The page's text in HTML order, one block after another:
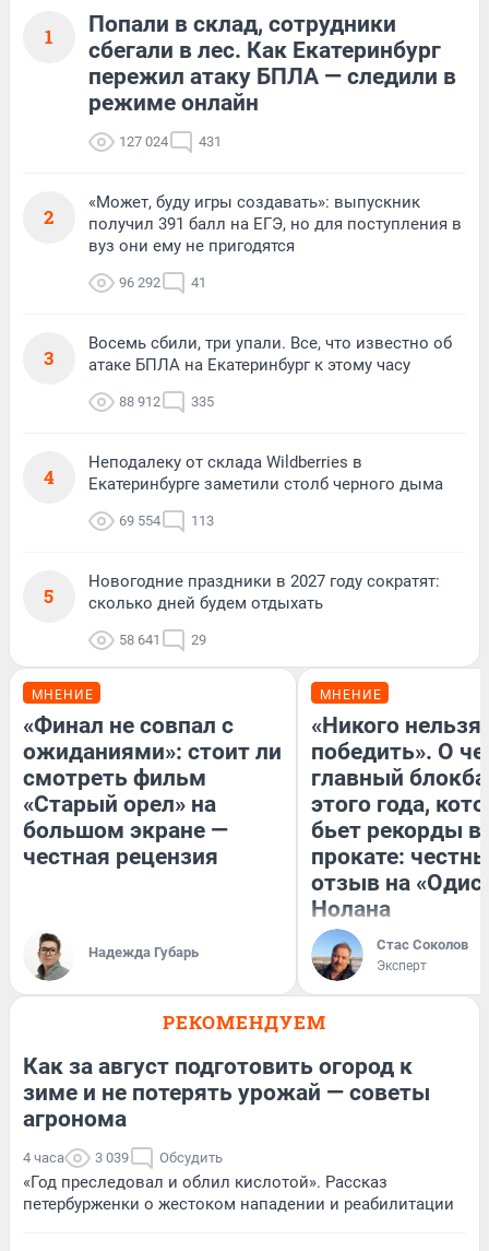
1
Попали в склад, сотрудники
сбегали в лес. Как Екатеринбург
пережил атаку БПЛА — следили в
режиме онлайн
127 024 431
2
«Может, буду игры создавать»: выпускник
получил 391 балл на ЕГЭ, но для поступления в
вуз они ему не пригодятся
96 292 41
3
Восемь сбили, три упали. Все, что известно об
атаке БПЛА на Екатеринбург к этому часу
88 912 335
4
Неподалеку от склада Wildberries в
Екатеринбурге заметили столб черного дыма
69 554 113
5
Новогодние праздники в 2027 году сократят:
сколько дней будем отдыхать
58 641 29
МНЕНИЕ
«Финал не совпал с
ожиданиями»: стоит ли
смотреть фильм
«Старый орел» на
большом экране —
честная рецензия
Надежда Губарь
МНЕНИЕ
«Никого нельзя
победить». О
главный
этого года,
бьет рекорды в
прокате:
отзыв на
Нолана
Стас Соколов
Эксперт
РЕКОМЕНДУЕМ
Как за август подготовить огород к
зиме и не потерять урожай — советы
агронома
4 часа 3 039 Обсудить
«Год преследовал и облил кислотой». Рассказ
петербурженки о жестоком нападении и реабилитации